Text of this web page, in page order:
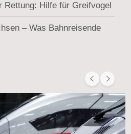
Rettung: Hilfe für Greifvogel
– Was Bahnreisende